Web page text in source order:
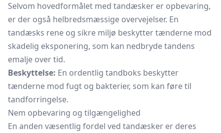
Selvom hovedformålet med tandæsker er opbevaring,
er der også helbredsmæssige overvejelser. En
tandæsks rene og sikre miljø beskytter tænderne mod
skadelig eksponering, som kan nedbryde tandens
emalje over tid.
Beskyttelse: En ordentlig tandboks beskytter
tænderne mod fugt og bakterier, som kan føre til
tandforringelse.
Nem opbevaring og tilgængelighed
En anden væsentlig fordel ved tandæsker er deres